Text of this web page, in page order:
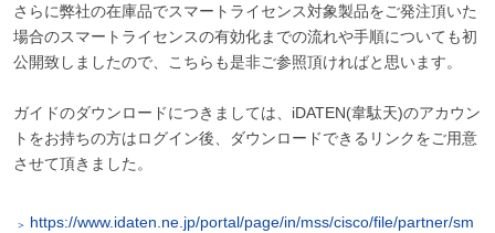
さらに弊社の在庫品でスマートライセンス対象製品をご発注頂いた
場合のスマートライセンスの有効化までの流れや手順についても初
公開致しましたので、こちらも是非ご参照頂ければと思います。
ガイドのダウンロードにつきましては、iDATEN(韋駄天)のアカウン
トをお持ちの方はログイン後、ダウンロードできるリンクをご用意
させて頂きました。
https://www.idaten.ne.jp/portal/page/in/mss/cisco/file/partner/sm